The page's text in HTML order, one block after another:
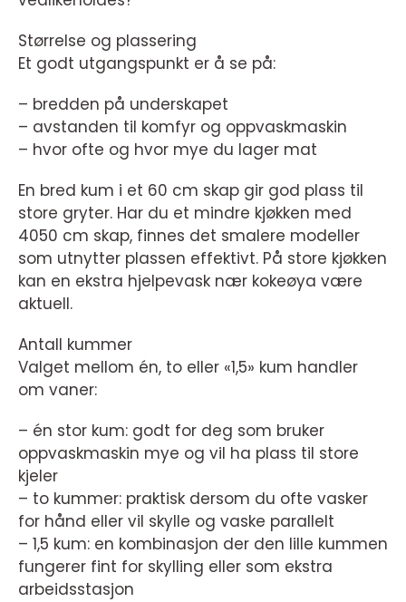
Størrelse og plassering
Et godt utgangspunkt er å se på:
– bredden på underskapet
– avstanden til komfyr og oppvaskmaskin
– hvor ofte og hvor mye du lager mat
En bred kum i et 60 cm skap gir god plass til
store gryter. Har du et mindre kjøkken med
4050 cm skap, finnes det smalere modeller
som utnytter plassen effektivt. På store kjøkken
kan en ekstra hjelpevask nær kokeøya være
aktuell.
Antall kummer
Valget mellom én, to eller «1,5» kum handler
om vaner:
– én stor kum: godt for deg som bruker
oppvaskmaskin mye og vil ha plass til store
kjeler
– to kummer: praktisk dersom du ofte vasker
for hånd eller vil skylle og vaske parallelt
– 1,5 kum: en kombinasjon der den lille kummen
fungerer fint for skylling eller som ekstra
arbeidsstasjon